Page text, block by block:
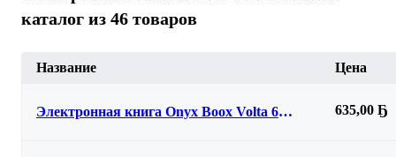
каталог из 46 товаров
Название Цена
Электронная книга Onyx Boox Volta 6
635,00 Ҕ